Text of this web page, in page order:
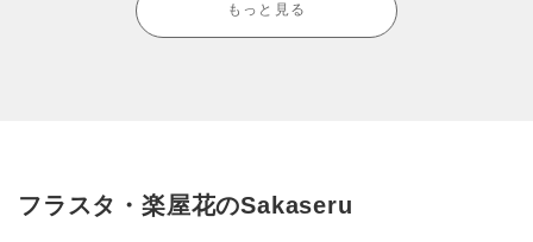
もっと見る
フラスタ・楽屋花のSakaseru